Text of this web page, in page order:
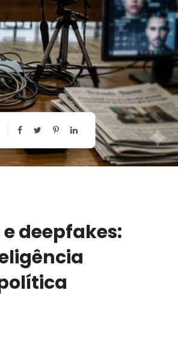
deepfakes: